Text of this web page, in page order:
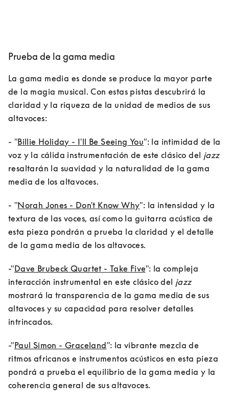
Prueba de la gama media
La gama media es donde se produce la mayor parte
de la magia musical. Con estas pistas descubrirá la
claridad y la riqueza de la unidad de medios de sus
altavoces:
- "Billie Holiday - I'll Be Seeing You": la intimidad de la
voz y la cálida instrumentación de este clásico del jazz
resaltarán la suavidad y la naturalidad de la gama
media de los altavoces.
- "Norah Jones - Don't Know Why": la intensidad y la
textura de las voces, así como la guitarra acústica de
esta pieza pondrán a prueba la claridad y el detalle
de la gama media de los altavoces.
-"Dave Brubeck Quartet - Take Five": la compleja
interacción instrumental en este clásico del jazz
mostrará la transparencia de la gama media de sus
altavoces y su capacidad para resolver detalles
intrincados.
-"Paul Simon - Graceland": la vibrante mezcla de
ritmos africanos e instrumentos acústicos en esta pieza
pondrá a prueba el equilibrio de la gama media y la
coherencia general de sus altavoces.